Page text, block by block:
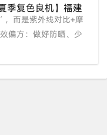
季复色良机】福建
斑
而是紫外线对比+摩
偏方：做好防晒、少